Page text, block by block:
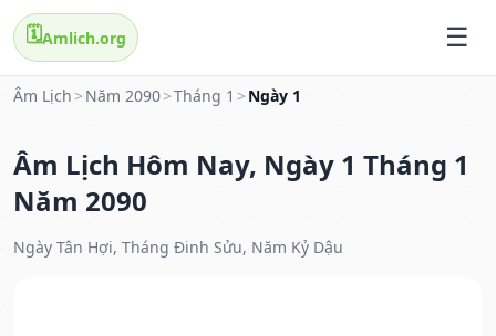
🗓️Amlich.org
Âm Lịch > Năm 2090>Tháng 1 > Ngày 1
Âm Lịch Hôm Nay, Ngày 1 Tháng 1
Năm 2090
Ngày Tân Hợi, Tháng Đinh Sửu, Năm Kỷ Dậu